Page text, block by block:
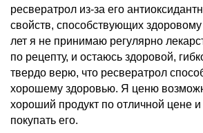
ресвератрол из-за его
свойств, способствующих
лет я не принимаю регулярно
по рецепту, и остаюсь здоровой,
твердо верю, что ресвератрол
хорошему здоровью. Я ценю
хороший продукт по отличной цене
покупать его.